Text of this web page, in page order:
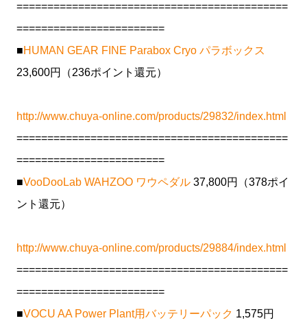
============================================
========================
■HUMAN GEAR FINE Parabox Cryo パラボックス
23,600円（236ポイント還元）
http://www.chuya-online.com/products/29832/index.html
============================================
========================
■VooDooLab WAHZOO ワウペダル 37,800円（378ポイ
ント還元）
http://www.chuya-online.com/products/29884/index.html
============================================
========================
■VOCU AA Power Plant用バッテリーパック 1,575円